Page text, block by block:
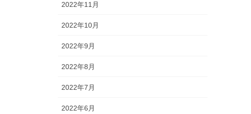
2022年11月
2022年10月
2022年9月
2022年8月
2022年7月
2022年6月